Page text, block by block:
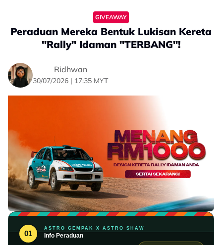
GIVEAWAY
Peraduan Mereka Bentuk Lukisan Kereta
"Rally" Idaman "TERBANG"!
Ridhwan
30/07/2026 | 17:35 MYT
01
ASTRO GEMPAK X ASTRO SHAW
Info Peraduan